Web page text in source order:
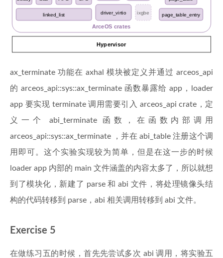
ax_terminate 功能在 axhal 模块被定义并通过 arceos_api
的 arceos_api::sys::ax_terminate 函数暴露给 app，loader
app 要实现 terminate 调用需要引入 arceos_api crate，定
义一个 abi_terminate 函数，在函数内部调用
arceos_api::sys::ax_terminate ，并在 abi_table 注册这个调
用即可。这个实验实现较为简单，但是在这一步的时候
loader app 内部的 main 文件涵盖的内容太多了，所以就想
到了模块化，新建了 parse 和 abi 文件，将处理镜像头结
构的代码转移到 parse，abi 相关调用转移到 abi 文件。
Exercise 5
在做练习五的时候，首先先尝试多次 abi 调用，将实验五